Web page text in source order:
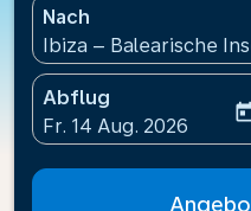
Nach
Ibiza – Balearische
Abflug
fc-booking-
Fr. 14 Aug. 2026